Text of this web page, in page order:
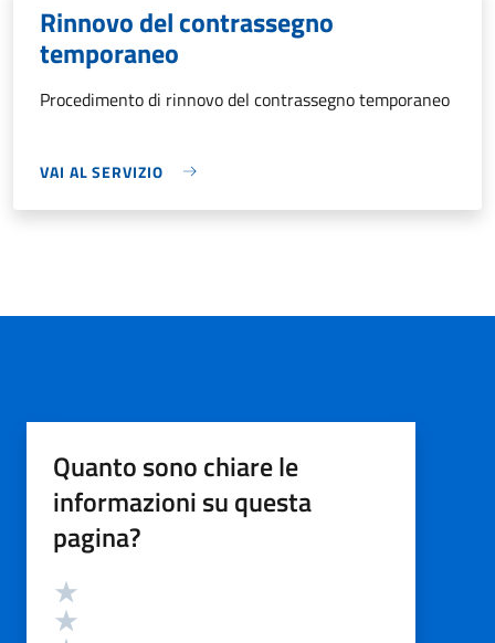
Rinnovo del contrassegno
temporaneo
Procedimento di rinnovo del contrassegno temporaneo
VAI AL SERVIZIO
Quanto sono chiare le
informazioni su questa
pagina?
Valutazione